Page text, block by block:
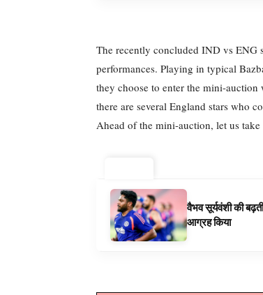
The recently concluded IND vs ENG
performances. Playing in typical
they choose to enter the mini-
there are several England stars who
Ahead of the mini-auction, let us
वैभव सूर्यवंशी की
आग्रह किया